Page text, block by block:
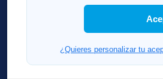
¿Quieres personalizar tu